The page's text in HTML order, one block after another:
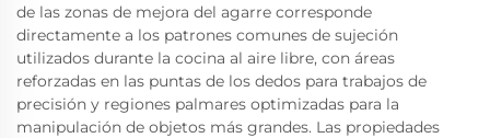
de las zonas de mejora del agarre corresponde
directamente a los patrones comunes de sujeción
utilizados durante la cocina al aire libre, con áreas
reforzadas en las puntas de los dedos para trabajos de
precisión y regiones palmares optimizadas para la
manipulación de objetos más grandes. Las propiedades